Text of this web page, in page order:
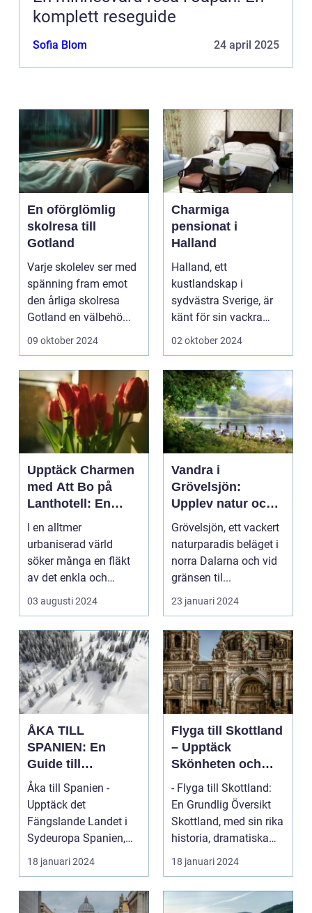
komplett reseguide
Sofia Blom 24 april 2025
En oförglömlig
skolresa till
Gotland
Varje skolelev ser med
spänning fram emot
den årliga skolresa
Gotland en välbehö...
09 oktober 2024
Charmiga
pensionat i
Halland
Halland, ett
kustlandskap i
sydvästra Sverige, är
känt för sin vackra
natur, långa
02 oktober 2024
Upptäck Charmen
med Att Bo på
Lanthotell: En
Unik Upplevelse
på Smålandstorpet
I en alltmer
urbaniserad värld
söker många en fläkt
av det enkla och
naturn&aum...
03 augusti 2024
Vandra i
Grövelsjön:
Upplev natur och
fjällvandring på
toppnivå
Grövelsjön, ett vackert
naturparadis beläget i
norra Dalarna och vid
gränsen til...
23 januari 2024
ÅKA TILL
SPANIEN: En
Guide till
Spännande
Resmål och
Resetyper
Åka till Spanien -
Upptäck det
Fängslande Landet i
Sydeuropa Spanien,
beläget i sydvästra
Europa på...
18 januari 2024
Flyga till Skottland
– Upptäck
Skönheten och
Charmen i Detta
Fascinerande
Land
- Flyga till Skottland:
En Grundlig Översikt
Skottland, med sin rika
historia, dramatiska
landskap ...
18 januari 2024